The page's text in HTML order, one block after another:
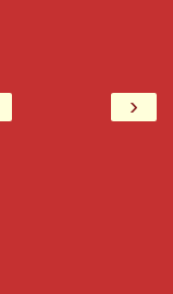
›